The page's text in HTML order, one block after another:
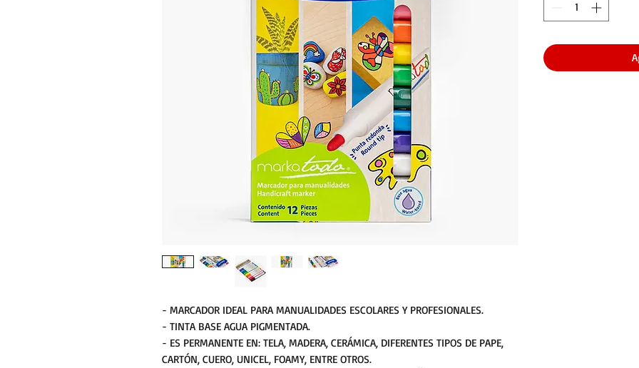
- MARCADOR IDEAL PARA MANUALIDADES ESCOLARES Y PROFESIONALES.
- TINTA BASE AGUA PIGMENTADA.
- ES PERMANENTE EN: TELA, MADERA, CERÁMICA, DIFERENTES TIPOS DE PAPE,
CARTÓN, CUERO, UNICEL, FOAMY, ENTRE OTROS.